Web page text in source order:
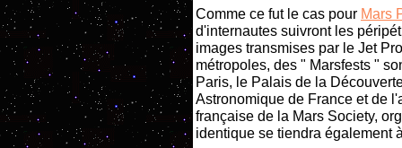
Comme ce fut le cas pour Mars
d'internautes suivront les
images transmises par le Jet
métropoles, des " Marsfests "
Paris, le Palais de la
Astronomique de France et de
française de la Mars Society,
identique se tiendra également